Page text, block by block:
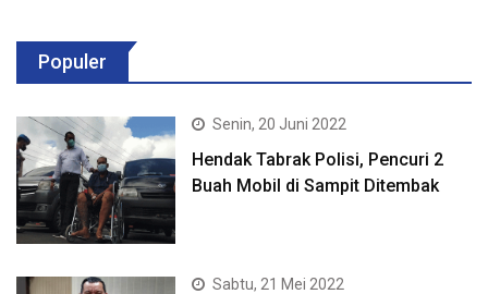
Populer
Senin, 20 Juni 2022
Hendak Tabrak Polisi, Pencuri 2
Buah Mobil di Sampit Ditembak
Sabtu, 21 Mei 2022